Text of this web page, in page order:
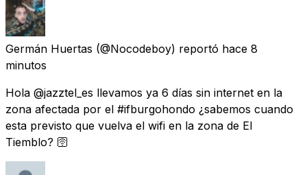
Germán Huertas (@Nocodeboy) reportó hace 8
minutos
Hola @jazztel_es llevamos ya 6 días sin internet en la
zona afectada por el #ifburgohondo ¿sabemos cuando
esta previsto que vuelva el wifi en la zona de El
Tiemblo? 🛜